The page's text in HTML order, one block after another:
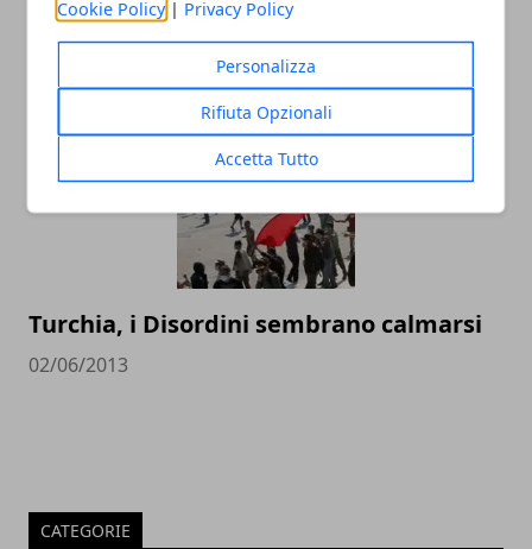
Cookie Policy | Privacy Policy
Personalizza
Rifiuta Opzionali
Accetta Tutto
voler stare a guardare
Turchia, i Disordini sembrano calmarsi
02/06/2013
CATEGORIE